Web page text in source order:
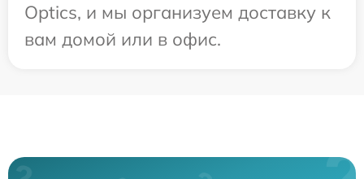
Optics, и мы организуем доставку к
вам домой или в офис.